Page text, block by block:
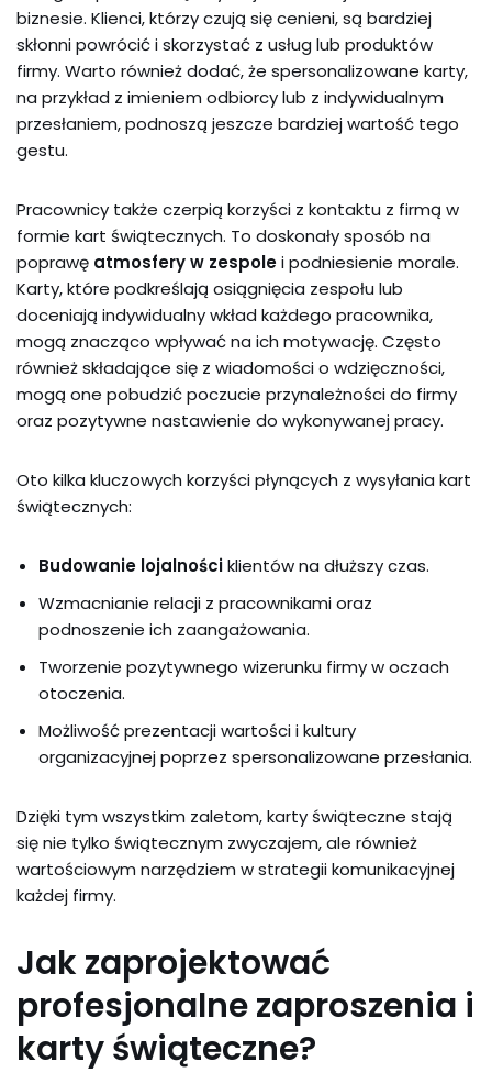
biznesie. Klienci, którzy czują się cenieni, są bardziej
skłonni powrócić i skorzystać z usług lub produktów
firmy. Warto również dodać, że spersonalizowane karty,
na przykład z imieniem odbiorcy lub z indywidualnym
przesłaniem, podnoszą jeszcze bardziej wartość tego
gestu.
Pracownicy także czerpią korzyści z kontaktu z firmą w
formie kart świątecznych. To doskonały sposób na
poprawę atmosfery w zespolei podniesienie morale.
Karty, które podkreślają osiągnięcia zespołu lub
doceniają indywidualny wkład każdego pracownika,
mogą znacząco wpływać na ich motywację. Często
również składające się z wiadomości o wdzięczności,
mogą one pobudzić poczucie przynależności do firmy
oraz pozytywne nastawienie do wykonywanej pracy.
Oto kilka kluczowych korzyści płynących z wysyłania kart
świątecznych:
Budowanie lojalnościklientów na dłuższy czas.
Wzmacnianie relacji z pracownikami oraz
podnoszenie ich zaangażowania.
Tworzenie pozytywnego wizerunku firmy w oczach
otoczenia.
Możliwość prezentacji wartości i kultury
organizacyjnej poprzez spersonalizowane przesłania.
Dzięki tym wszystkim zaletom, karty świąteczne stają
się nie tylko świątecznym zwyczajem, ale również
wartościowym narzędziem w strategii komunikacyjnej
każdej firmy.
Jak zaprojektować
profesjonalne zaproszenia i
karty świąteczne?